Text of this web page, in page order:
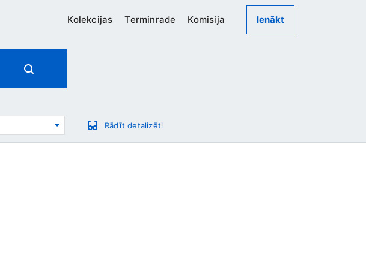
Kolekcijas Terminrade Komisija Ienākt
Rādīt detalizēti